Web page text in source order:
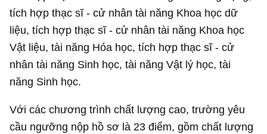
tích hợp thạc sĩ - cử nhân tài năng Khoa học dữ
liệu, tích hợp thạc sĩ - cử nhân tài năng Khoa học
Vật liệu, tài năng Hóa học, tích hợp thạc sĩ - cử
nhân tài năng Sinh học, tài năng Vật lý học, tài
năng Sinh học.
Với các chương trình chất lượng cao, trường yêu
cầu ngưỡng nộp hồ sơ là 23 điểm, gồm chất lượng